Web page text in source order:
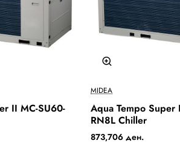
II MC-SU60-
MIDEA
Aqua Tempo Super
RN8L Chiller
873,706 ден.